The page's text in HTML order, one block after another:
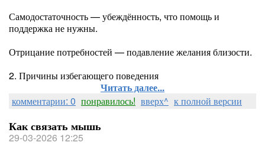
Самодостаточность — убеждённость, что помощь и
поддержка не нужны.
Отрицание потребностей — подавление желания близости.
2. Причины избегающего поведения
Читать далее...
комментарии: 0 понравилось! вверх^ к полной версии
Как связать мышь
29-03-2026 12:25